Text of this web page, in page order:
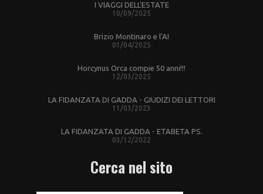
I VIAGGI DELL'ESTATE
10/09/2025
Brizio Montinaro e l'AI
01/04/2025
Horcynus Orca compie 50 anni!!!
12/03/2025
LA FIDANZATA DI GADDA - GIUDIZI DEI LETTORI
11/03/2023
LA FIDANZATA DI GADDA - ETABETA PS.
03/12/2022
Cerca nel sito